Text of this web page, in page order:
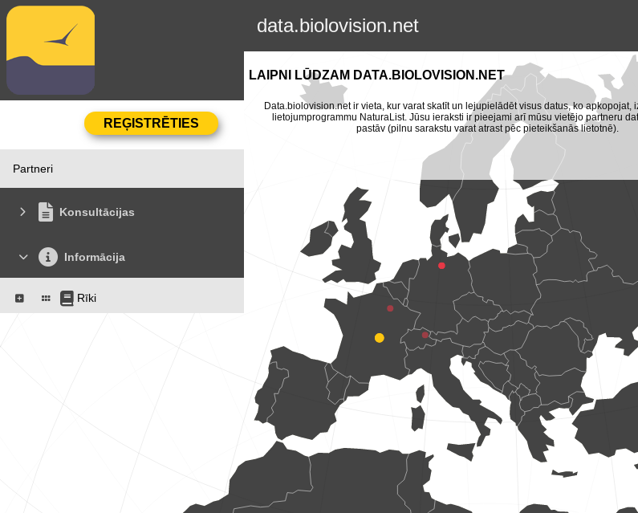
data.biolovision.net
Partneri
Konsultācijas
Informācija
Rīki
LAIPNI LŪDZAM DATA.BIOLOVISION.NET
Data.biolovision.net ir vieta, kur varat skatīt un lejupielādēt visus datus, ko apkopojat,
lietojumprogrammu NaturaList. Jūsu ieraksti ir pieejami arī mūsu vietējo partneru
pastāv (pilnu sarakstu varat atrast pēc pieteikšanās lietotnē).